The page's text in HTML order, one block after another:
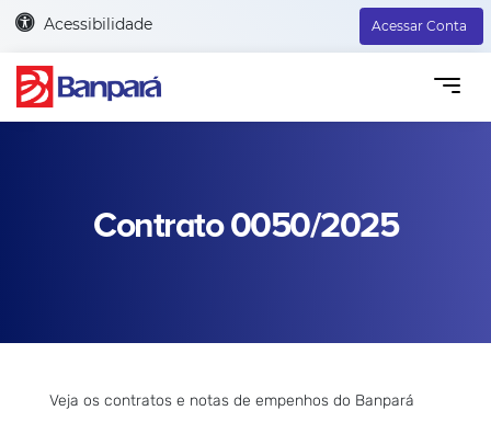
Acessibilidade Acessar Conta
Contrato 0050/2025
Veja os contratos e notas de empenhos do Banpará